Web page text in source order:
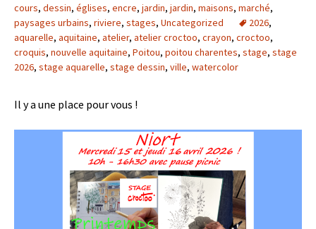
cours, dessin, églises, encre, jardin, jardin, maisons, marché,
paysages urbains, riviere, stages, Uncategorized 2026,
aquarelle, aquitaine, atelier, atelier croctoo, crayon, croctoo,
croquis, nouvelle aquitaine, Poitou, poitou charentes, stage, stage
2026, stage aquarelle, stage dessin, ville, watercolor
Il y a une place pour vous !